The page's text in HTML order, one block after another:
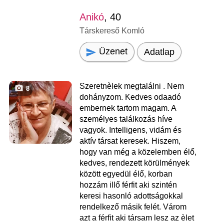
Anikó, 40
Társkereső Komló
Üzenet Adatlap
8
Szeretnèlek megtalálni . Nem
dohányzom. Kedves odaadó
embernek tartom magam. A
személyes találkozás híve
vagyok. Intelligens, vidám és
aktív társat keresek. Hiszem,
hogy van még a közelemben élő,
kedves, rendezett körülmények
között egyedül élő, korban
hozzám illő férfit aki szintén
keresi hasonló adottságokkal
rendelkező másik felét. Várom
azt a férfit aki társam lesz az èlet